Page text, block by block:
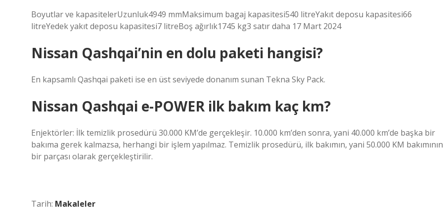
Boyutlar ve kapasitelerUzunluk4949 mmMaksimum bagaj kapasitesi540 litreYakıt deposu kapasitesi66
litreYedek yakıt deposu kapasitesi7 litreBoş ağırlık1745 kg3 satır daha 17 Mart 2024
Nissan Qashqai’nin en dolu paketi hangisi?
En kapsamlı Qashqai paketi ise en üst seviyede donanım sunan Tekna Sky Pack.
Nissan Qashqai e-POWER ilk bakım kaç km?
Enjektörler: İlk temizlik prosedürü 30.000 KM’de gerçekleşir. 10.000 km’den sonra, yani 40.000 km’de başka bir
bakıma gerek kalmazsa, herhangi bir işlem yapılmaz. Temizlik prosedürü, ilk bakımın, yani 50.000 KM bakımının
bir parçası olarak gerçekleştirilir.
Tarih: Makaleler